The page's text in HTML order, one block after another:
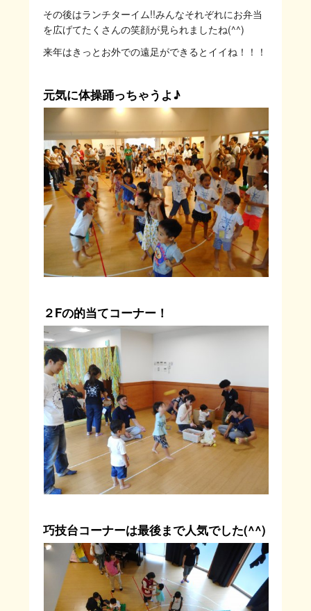
その後はランチターイム!!みんなそれぞれにお弁当
を広げてたくさんの笑顔が見られましたね(^^)
来年はきっとお外での遠足ができるとイイね！！！
元気に体操踊っちゃうよ♪
２Fの的当てコーナー！
巧技台コーナーは最後まで人気でした(^^)